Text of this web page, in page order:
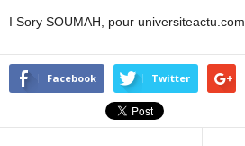
I Sory SOUMAH, pour universiteactu.com
Facebook Twitter